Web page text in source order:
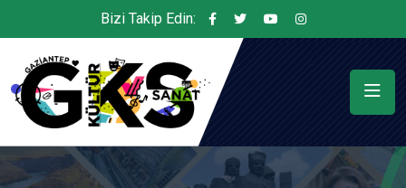
Bizi Takip Edin: